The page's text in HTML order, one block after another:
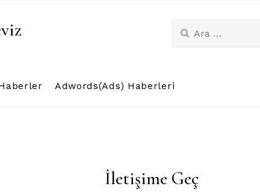
Adwords(Ads) Haberleri
İletişime Geç